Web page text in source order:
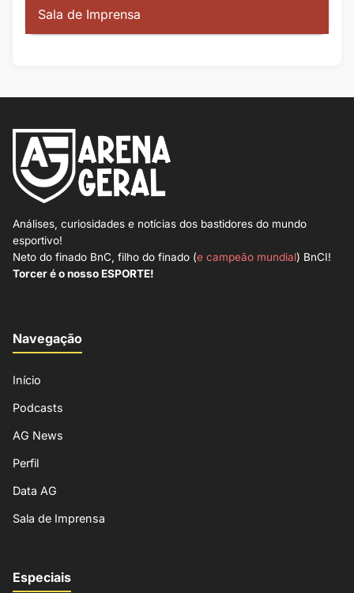
Sala de Imprensa
Análises, curiosidades e notícias dos bastidores do mundo
esportivo!
Neto do finado BnC, filho do finado (e campeão mundial) BnCI!
Torcer é o nosso ESPORTE!
Navegação
Início
Podcasts
AG News
Perfil
Data AG
Sala de Imprensa
Especiais